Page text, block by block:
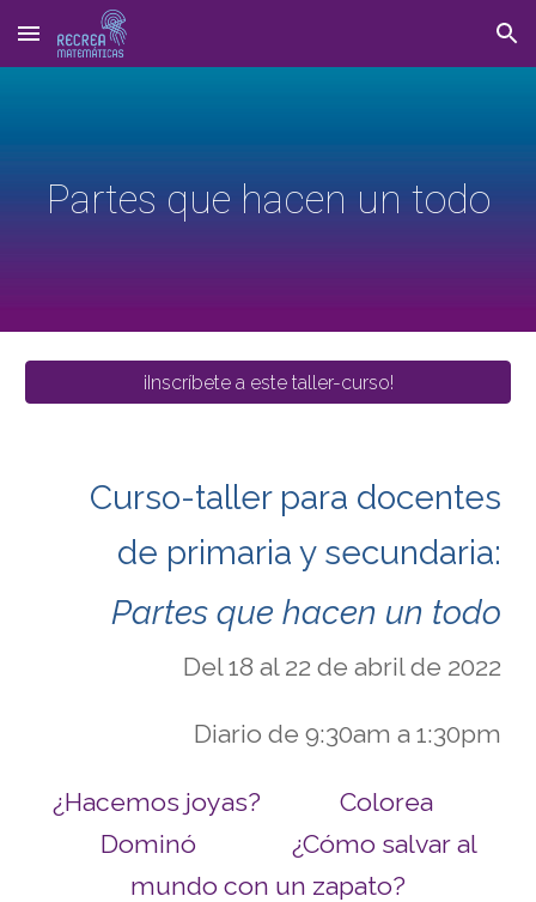
Skip to main content Skip to navigation
Partes que hacen un todo
¡Inscríbete a este taller-curso!
Curso-taller para docentes
de primaria y secundaria:
Partes que hacen un todo
Del 18 al 22 de abril de 2022
Diario de 9:30am a 1:30pm
¿Hacemos joyas?
Colorea
Dominó
¿Cómo salvar al
mundo con un zapato?